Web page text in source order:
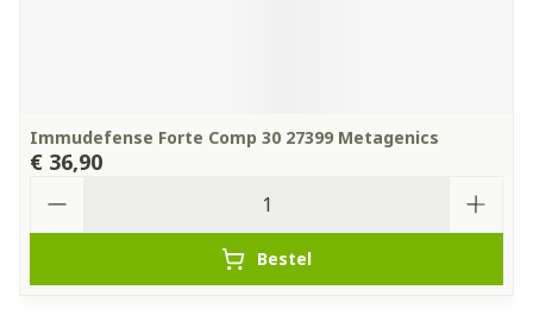
Immudefense Forte Comp 30 27399 Metagenics
€ 36,90
Bestel